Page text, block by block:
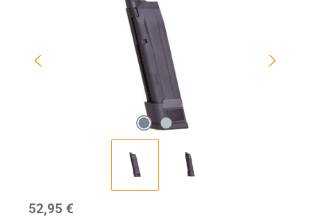
Regulärer Preis:
52,95 €